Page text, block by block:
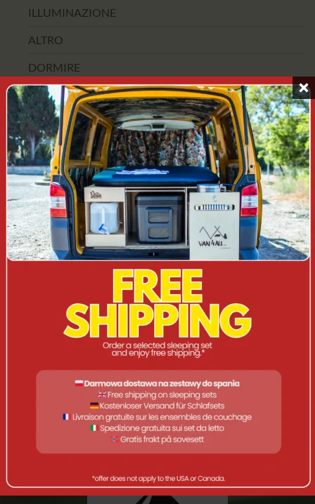
ILLUMINAZIONE
ALTRO
DORMIRE
CAMPERINI
ACCESSORI
CAMPERBOX
KOMBI/ST
SUV
FUORISTRADA/4X4
VAN
Non è stato trovato nessun prodotto che
corrisponde alla tua selezione.